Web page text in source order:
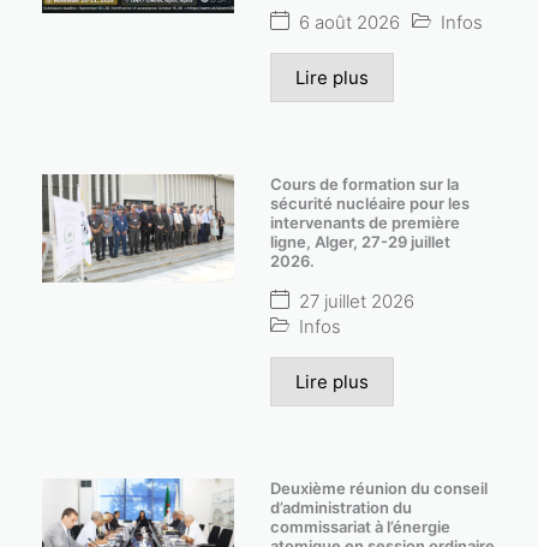
6 août 2026 Infos
Lire plus
Cours de formation sur la
sécurité nucléaire pour les
intervenants de première
ligne, Alger, 27-29 juillet
2026.
27 juillet 2026
Infos
Lire plus
Deuxième réunion du conseil
d’administration du
commissariat à l’énergie